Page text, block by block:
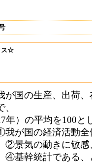
ス☆
が国の生産、出荷
年）の平均を100と
が国の経済活動全
②景気の動きに敏感
基幹統計である、